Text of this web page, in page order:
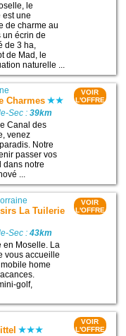
le
est une
de charme au
écrin de
de 3 ha,
de Mad, le
naturelle ...
Charmes
Sec :39km
Canal des
venez
Notre
passer vos
dans notre
...
VOIR
L'OFFRE
La Tuilerie
Sec :43km
en Moselle. La
vous accueille
home
golf,
VOIR
L'OFFRE
VOIR
L'OFFRE